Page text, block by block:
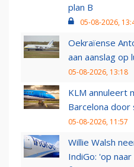
plan B
05-08-2026,
Oekraïense
aan aanslag op
05-08-2026, 13:18
KLM annuleert
Barcelona door
05-08-2026, 11:57
Willie Walsh
IndiGo: 'op